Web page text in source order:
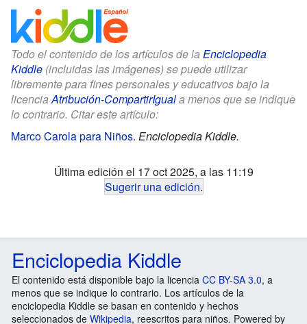
Todo el contenido de los artículos de la Enciclopedia
Kiddle (incluidas las imágenes) se puede utilizar
libremente para fines personales y educativos bajo la
licenciaAtribución-CompartirIguala menos que se indique
lo contrario. Citar este artículo:
Marco Carola para Niños. Enciclopedia Kiddle.
Última edición el 17 oct 2025, a las 11:19
Sugerir una edición.
Enciclopedia Kiddle
El contenido está disponible bajo la licencia CC BY-SA 3.0, a
menos que se indique lo contrario. Los artículos de la
enciclopedia Kiddle se basan en contenido y hechos
seleccionados de Wikipedia, reescritos para niños. Powered by